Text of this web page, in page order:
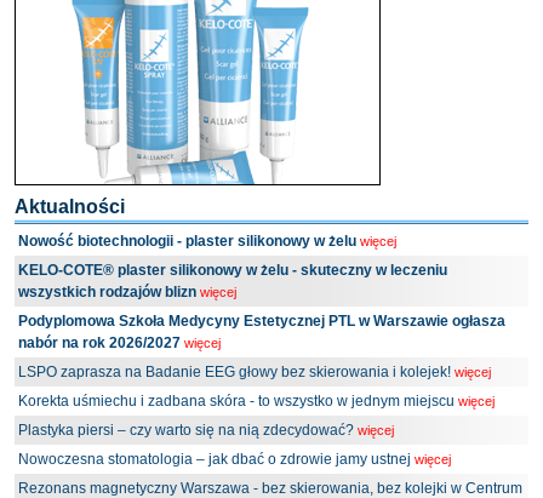
Aktualności
Nowość biotechnologii - plaster silikonowy w żelu więcej
KELO-COTE® plaster silikonowy w żelu - skuteczny w leczeniu
wszystkich rodzajów blizn więcej
Podyplomowa Szkoła Medycyny Estetycznej PTL w Warszawie ogłasza
nabór na rok 2026/2027 więcej
LSPO zaprasza na Badanie EEG głowy bez skierowania i kolejek! więcej
Korekta uśmiechu i zadbana skóra - to wszystko w jednym miejscu więcej
Plastyka piersi – czy warto się na nią zdecydować? więcej
Nowoczesna stomatologia – jak dbać o zdrowie jamy ustnej więcej
Rezonans magnetyczny Warszawa - bez skierowania, bez kolejki w Centrum